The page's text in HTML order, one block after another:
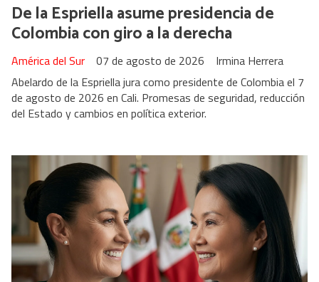
De la Espriella asume presidencia de
Colombia con giro a la derecha
Irmina Herrera
América del Sur
07 de agosto de 2026
Abelardo de la Espriella jura como presidente de Colombia el 7
de agosto de 2026 en Cali. Promesas de seguridad, reducción
del Estado y cambios en política exterior.